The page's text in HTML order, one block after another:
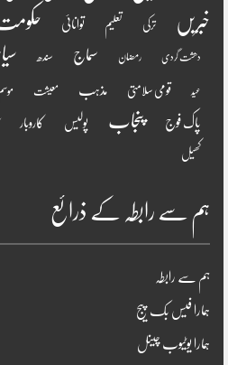
خبریں
ترکی تعلیم توانائی
دھشت گردی رمضان سماج سندھ
عید قومی سلامتی مذہب معیشت
پاک فوج پنجاب پولیس کاروبار
کھیل
ہم سے رابطہ کے ذرائع
ہم سے رابطہ
ہمارا فیس بک پیج
ہمارا یوٹیوب چینل